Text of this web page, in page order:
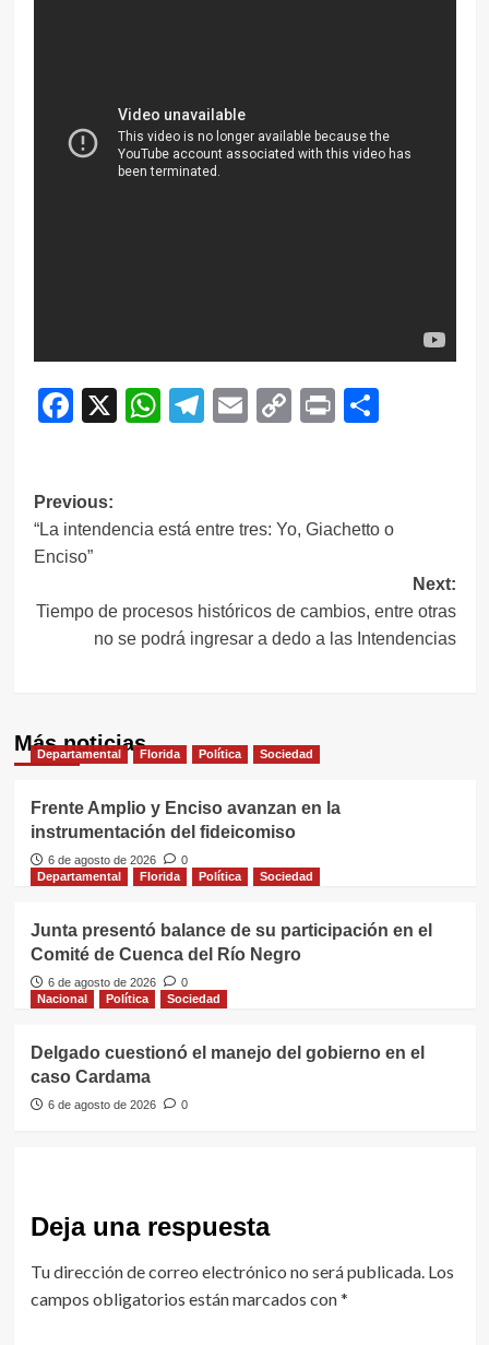
Facebook
X WhatsApp
Telegram
EmailCopy
Print
Navegación
de
Previous:
“La intendencia está entre tres: Yo, Giachetto o
Enciso”
Next:
Tiempo de procesos históricos de cambios, entre otras
no se podrá ingresar a dedo a las Intendencias
Más noticias
Departamental Florida Política Sociedad
Frente Amplio y Enciso avanzan en la
instrumentación del fideicomiso
6 de agosto de 2026
0
Departamental
Florida Política Sociedad
Junta presentó balance de su participación en el
Comité de Cuenca del Río Negro
6 de agosto de 2026
0
Nacional
Política Sociedad
Delgado cuestionó el manejo del gobierno en el
caso Cardama
6 de agosto de 2026 0
Deja una respuesta
Tu dirección de correo electrónico no será publicada. Los
campos obligatorios están marcados con*